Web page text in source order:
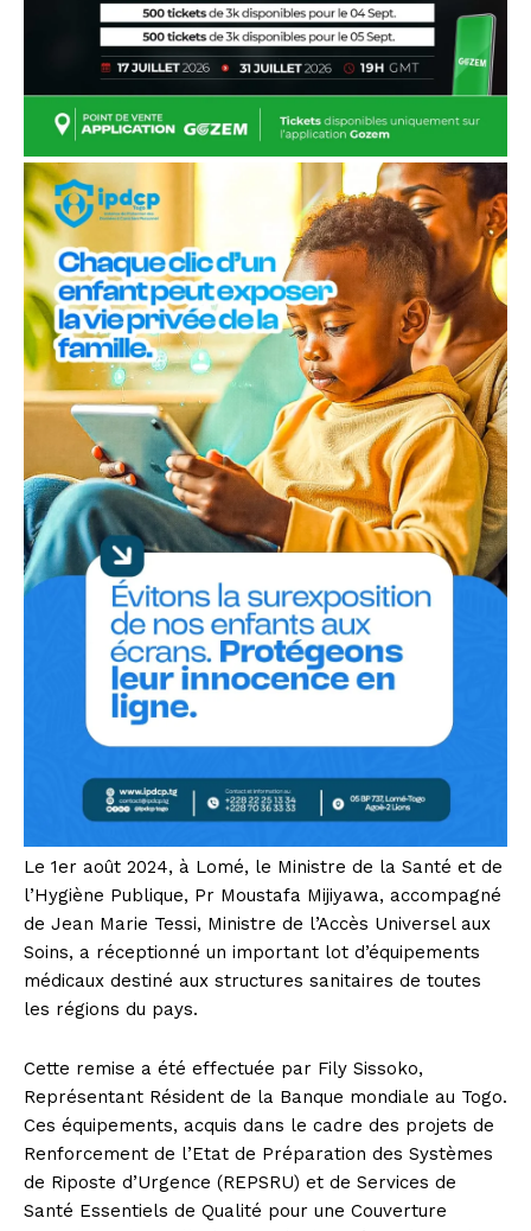
Le 1er août 2024, à Lomé, le Ministre de la Santé et de
l’Hygiène Publique, Pr Moustafa Mijiyawa, accompagné
de Jean Marie Tessi, Ministre de l’Accès Universel aux
Soins, a réceptionné un important lot d’équipements
médicaux destiné aux structures sanitaires de toutes
les régions du pays.
Cette remise a été effectuée par Fily Sissoko,
Représentant Résident de la Banque mondiale au Togo.
Ces équipements, acquis dans le cadre des projets de
Renforcement de l’Etat de Préparation des Systèmes
de Riposte d’Urgence (REPSRU) et de Services de
Santé Essentiels de Qualité pour une Couverture